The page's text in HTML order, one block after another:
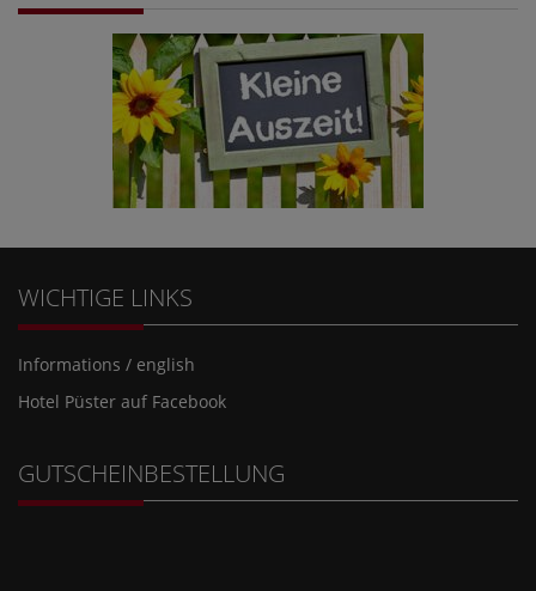
WICHTIGE LINKS
Informations / english
Hotel Püster auf Facebook
GUTSCHEINBESTELLUNG